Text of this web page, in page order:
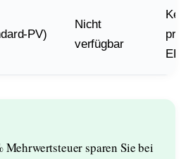
PV)
Nicht
verfügbar
EFH
Mehrwertsteuer sparen Sie bei